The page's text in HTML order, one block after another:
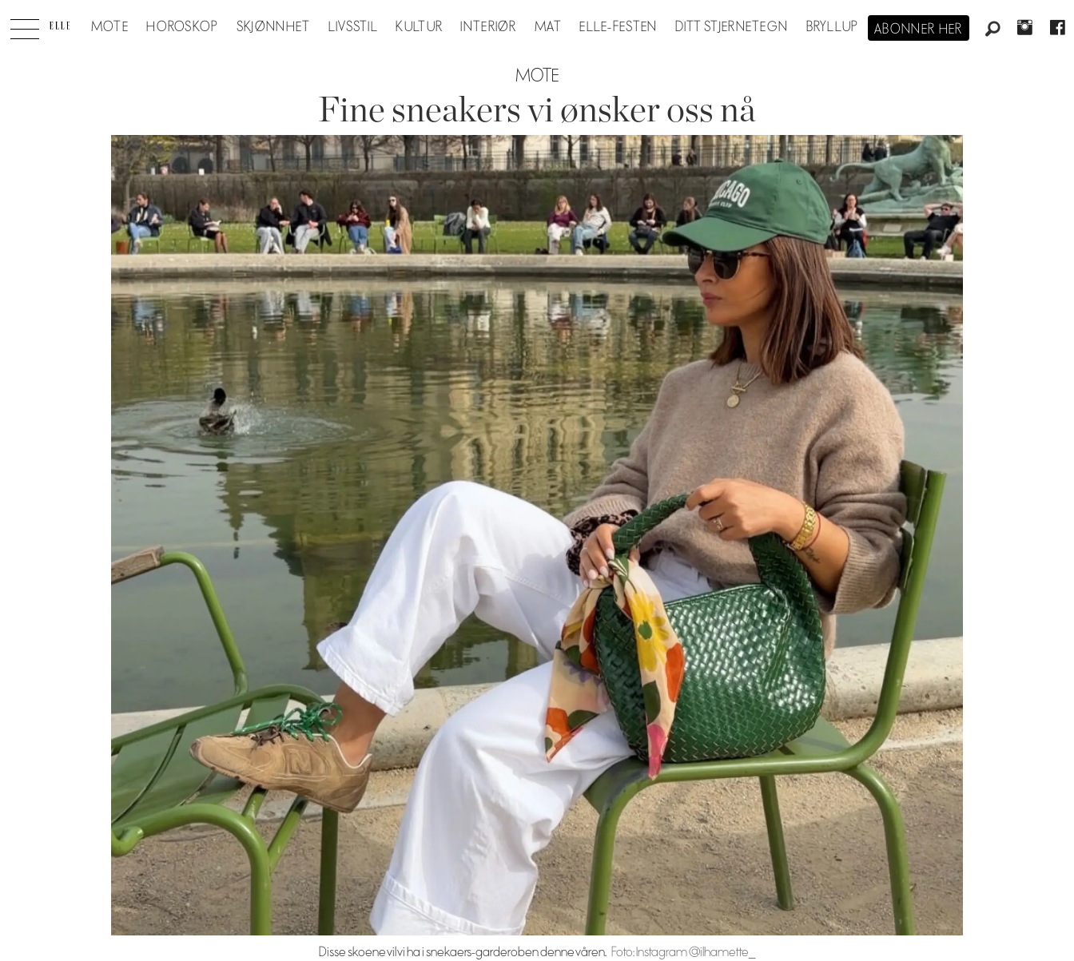
MOTE HOROSKOP SKJØNNHET LIVSSTIL KULTUR INTERIØR MAT ELLE-FESTEN DITT STJERNETEGN BRYLLUP ABONNER HER
MOTE
Fine sneakers vi ønsker oss nå
Disse skoene vil vi ha i snekaers-garderoben denne våren. Foto: Instagram @ilhamette_